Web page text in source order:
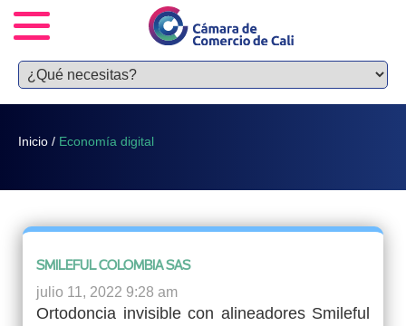
Inicio / Economía digital
SMILEFUL COLOMBIA SAS
julio 11, 2022 9:28 am
Ortodoncia invisible con alineadores Smileful